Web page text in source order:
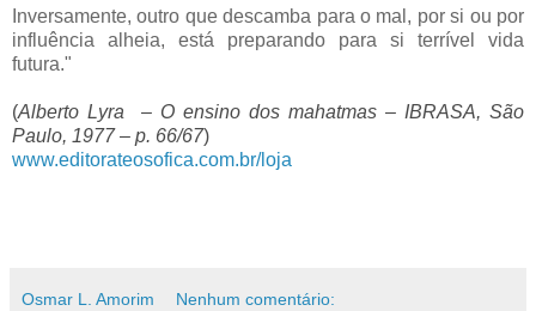
Inversamente, outro que descamba para o mal, por si ou por
influência alheia, está preparando para si terrível vida
futura."
(Alberto Lyra – O ensino dos mahatmas – IBRASA, São
Paulo, 1977 – p. 66/67)
www.editorateosofica.com.br/loja
Osmar L. Amorim Nenhum comentário: